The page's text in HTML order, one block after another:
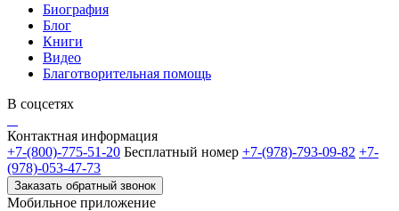
Биография
Блог
Книги
Видео
Благотворительная помощь
В соцсетях
Контактная информация
+7-(800)-775-51-20 Бесплатный номер +7-(978)-793-09-82 +7-
(978)-053-47-73
Заказать обратный звонок
Мобильное приложение